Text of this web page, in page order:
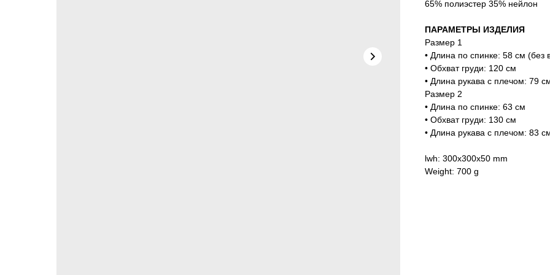
65% полиэстер 35% нейлон
ПАРАМЕТРЫ ИЗДЕЛИЯ
Размер 1
• Длина по спинке: 58 см (без
• Обхват груди: 120 см
• Длина рукава с плечом: 79
Размер 2
• Длина по спинке: 63 см
• Обхват груди: 130 см
• Длина рукава с плечом: 83
lwh: 300x300x50 mm
Weight: 700 g